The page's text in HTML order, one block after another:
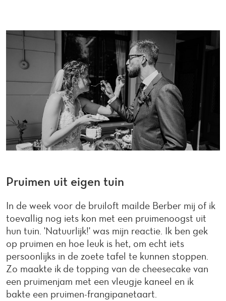
Pruimen uit eigen tuin
In de week voor de bruiloft mailde Berber mij of ik
toevallig nog iets kon met een pruimenoogst uit
hun tuin. 'Natuurlijk!' was mijn reactie. Ik ben gek
op pruimen en hoe leuk is het, om echt iets
persoonlijks in de zoete tafel te kunnen stoppen.
Zo maakte ik de topping van de cheesecake van
een pruimenjam met een vleugje kaneel en ik
bakte een pruimen-frangipanetaart.